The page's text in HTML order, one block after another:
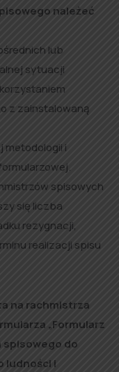
należeć
lub
sytuacji
z zainstalowaną
metodologii i
spisowych
się liczba
rezygnacji,
realizacji spisu
na rachmistrza
„Formularz
spisowego do
ludności i